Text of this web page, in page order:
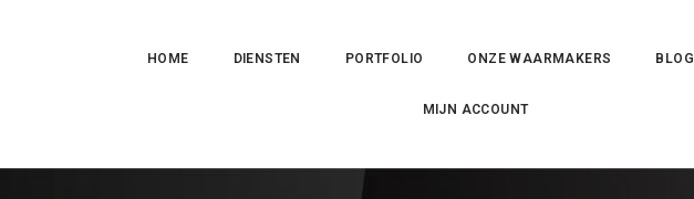
HOME DIENSTEN PORTFOLIO ONZE WAARMAKERS BLOG
MIJN ACCOUNT